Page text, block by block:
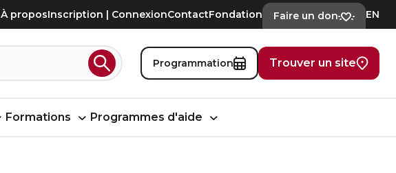
À proposInscription | ConnexionContactFondation Faire un don EN
RechercherProgrammation Trouver un site
Formations Programmes d'aide